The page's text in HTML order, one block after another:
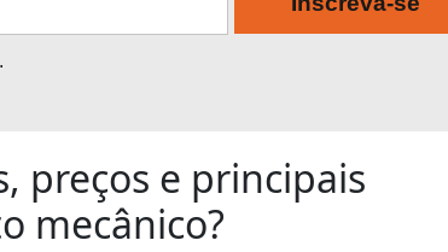
preços e principais
mecânico?